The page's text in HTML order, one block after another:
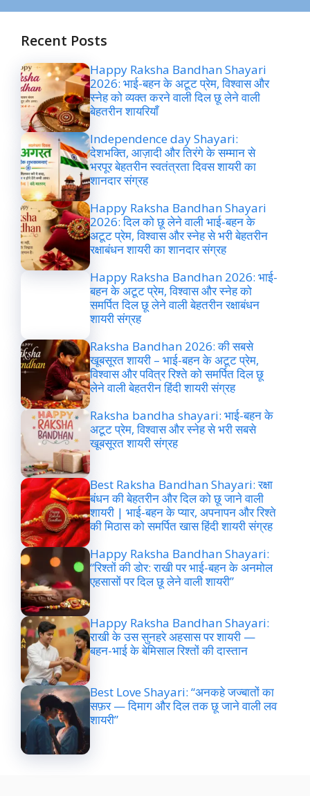
Recent Posts
Happy Raksha Bandhan Shayari
2026: भाई-बहन के अटूट प्रेम, विश्वास और
स्नेह को व्यक्त करने वाली दिल छू लेने वाली
बेहतरीन शायरियाँ
Independence day Shayari:
देशभक्ति, आज़ादी और तिरंगे के सम्मान से
भरपूर बेहतरीन स्वतंत्रता दिवस शायरी का
शानदार संग्रह
Happy Raksha Bandhan Shayari
2026: दिल को छू लेने वाली भाई-बहन के
अटूट प्रेम, विश्वास और स्नेह से भरी बेहतरीन
रक्षाबंधन शायरी का शानदार संग्रह
Happy Raksha Bandhan 2026: भाई-
बहन के अटूट प्रेम, विश्वास और स्नेह को
समर्पित दिल छू लेने वाली बेहतरीन रक्षाबंधन
शायरी संग्रह
Raksha Bandhan 2026: की सबसे
खूबसूरत शायरी – भाई-बहन के अटूट प्रेम,
विश्वास और पवित्र रिश्ते को समर्पित दिल छू
लेने वाली बेहतरीन हिंदी शायरी संग्रह
Raksha bandha shayari: भाई-बहन के
अटूट प्रेम, विश्वास और स्नेह से भरी सबसे
खूबसूरत शायरी संग्रह
Best Raksha Bandhan Shayari: रक्षा
बंधन की बेहतरीन और दिल को छू जाने वाली
शायरी | भाई-बहन के प्यार, अपनापन और रिश्ते
की मिठास को समर्पित खास हिंदी शायरी संग्रह
Happy Raksha Bandhan Shayari:
“रिश्तों की डोर: राखी पर भाई-बहन के अनमोल
एहसासों पर दिल छू लेने वाली शायरी”
Happy Raksha Bandhan Shayari:
राखी के उस सुनहरे अहसास पर शायरी —
बहन-भाई के बेमिसाल रिश्तों की दास्तान
Best Love Shayari: “अनकहे जज्बातों का
सफ़र — दिमाग और दिल तक छू जाने वाली लव
शायरी”